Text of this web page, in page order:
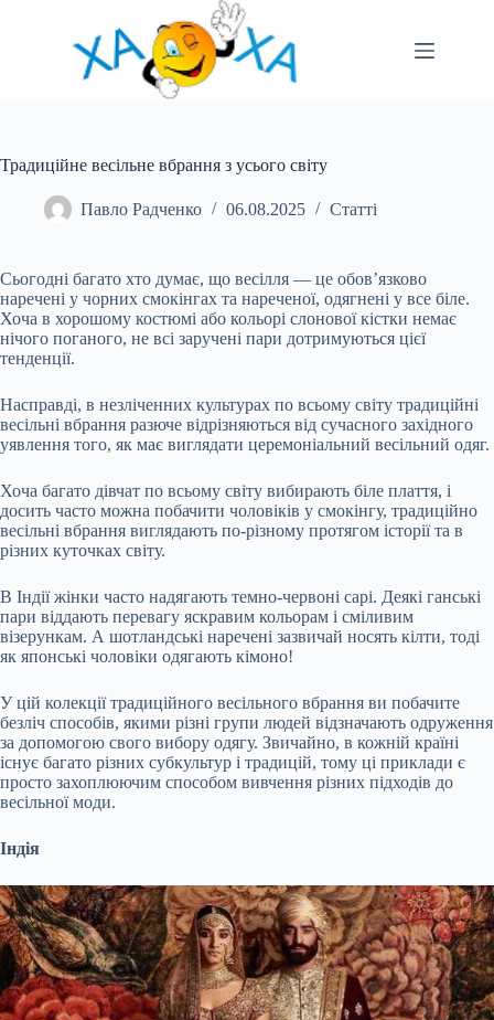
Традиційне весільне вбрання з усього світу
Павло Радченко 06.08.2025 Статті
Сьогодні багато хто думає, що весілля — це обов’язково
наречені у чорних смокінгах та нареченої, одягнені у все біле.
Хоча в хорошому костюмі або кольорі слонової кістки немає
нічого поганого, не всі заручені пари дотримуються цієї
тенденції.
Насправді, в незліченних культурах по всьому світу традиційні
весільні вбрання разюче відрізняються від сучасного західного
уявлення того, як має виглядати церемоніальний весільний одяг.
Хоча багато дівчат по всьому світу вибирають біле плаття, і
досить часто можна побачити чоловіків у смокінгу, традиційно
весільні вбрання виглядають по-різному протягом історії та в
різних куточках світу.
В Індії жінки часто надягають темно-червоні сарі. Деякі ганські
пари віддають перевагу яскравим кольорам і сміливим
візерункам. А шотландські наречені зазвичай носять кілти, тоді
як японські чоловіки одягають кімоно!
У цій колекції традиційного весільного вбрання ви побачите
безліч способів, якими різні групи людей відзначають одруження
за допомогою свого вибору одягу. Звичайно, в кожній країні
існує багато різних субкультур і традицій, тому ці приклади є
просто захоплюючим способом вивчення різних підходів до
весільної моди.
Індія